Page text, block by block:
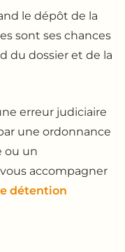
le dépôt de la
sont ses chances
du dossier et de la
erreur judiciaire
une ordonnance
ou un
accompagner
détention